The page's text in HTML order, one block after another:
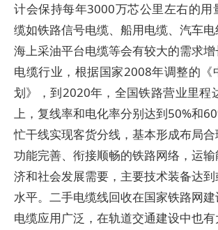
计会保持每年3000万芯公里左右的用
缆如铁路信号电缆、船用电缆、汽车电
海上采油平台电缆等会有较大的需求
电缆行业，根据国家2008年调整的《
划》，到2020年，全国铁路营业里程
上，复线率和电化率分别达到50%和
忙干线实现客货分线，基本形成布局合
功能完善、衔接顺畅的铁路网络，运
济和社会发展需要，主要技术装备达
水平。二手电缆线回收在国家铁路网
电缆应用广泛，在轨道交通建设中也